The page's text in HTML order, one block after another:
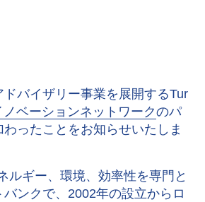
ドバイザリー事業を展開するTur
ノベーションネットワークのパ
ったことをお知らせいたしま
ルギー、環境、効率性を専門と
ンクで、2002年の設立からロ